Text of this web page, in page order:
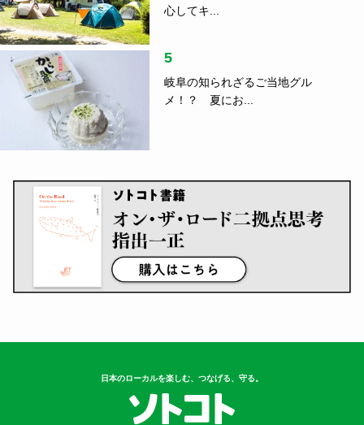
心してキ...
5
岐阜の知られざるご当地グル
メ！？ 夏にお...
日本のローカルを楽しむ、つなげる、守る。